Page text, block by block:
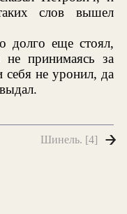
слов вышел
долго еще стоял,
принимаясь за
себя не уронил, да
Шинель. [4]